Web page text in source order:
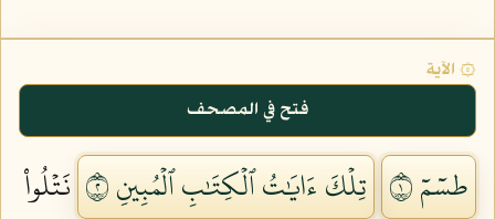
۞ الآية
فتح في المصحف
طسٓمٓ ١ تِلۡكَ ءَايَٰتُ ٱلۡكِتَٰبِ ٱلۡمُبِينِ ٢
نَتۡلُواْ